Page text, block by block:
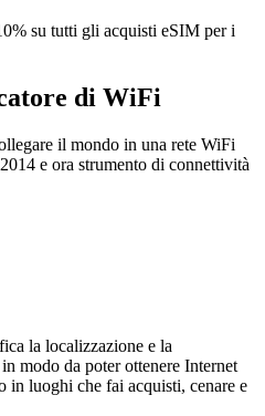
su tutti gli acquisti eSIM per i
di WiFi
il mondo in una rete WiFi
e ora strumento di connettività
la localizzazione e la
modo da poter ottenere Internet
in luoghi che fai acquisti, cenare e